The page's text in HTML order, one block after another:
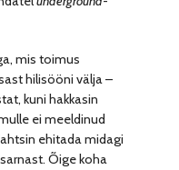
mis toimus
hilisööni välja –
kuni hakkasin
ei meeldinud
ehitada midagi
Õige koha